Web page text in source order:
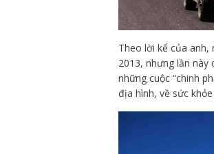
Theo lời kể của
2013, nhưng lần
những cuộc “chinh
địa hình, về sức